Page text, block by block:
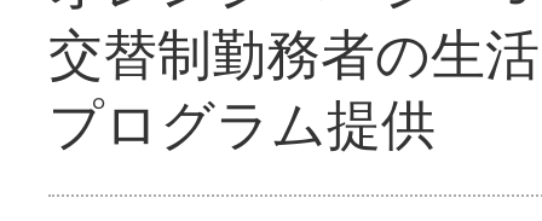
交替制勤務者の生
プログラム提供